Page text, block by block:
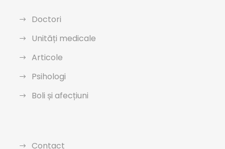
Doctori
Unități medicale
Articole
Psihologi
Boli și afecțiuni
Contact